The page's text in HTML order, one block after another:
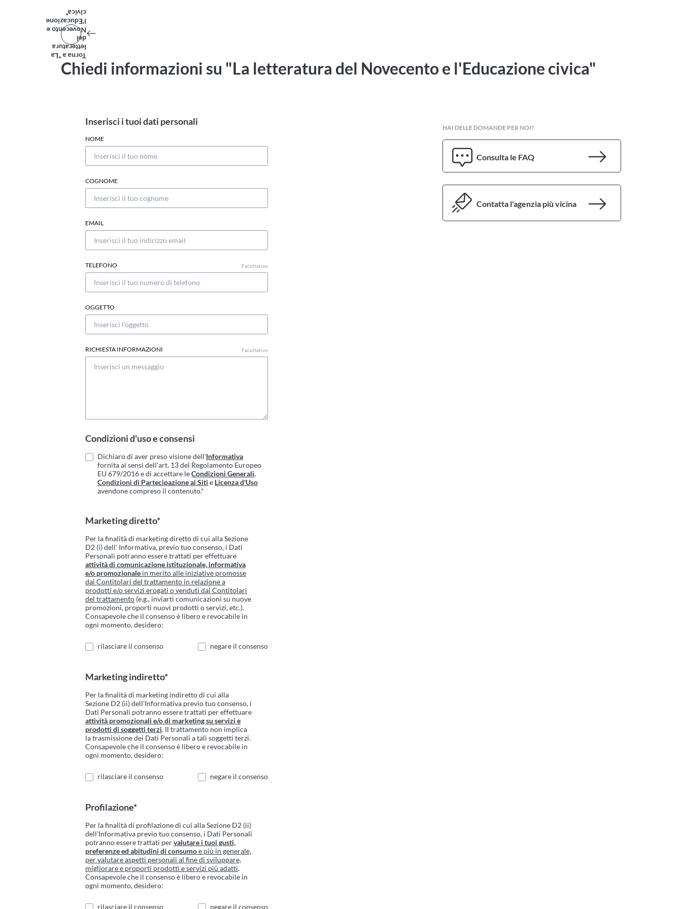
Torna a "La
letteratura
del
Novecento e
l'Educazione
civica"
Chiedi informazioni su "La letteratura del Novecento e l'Educazione civica"
Inserisci i tuoi dati personali
NOME
COGNOME
EMAIL
TELEFONO Facoltativo
OGGETTO
RICHIESTA INFORMAZIONI Facoltativo
Condizioni d'uso e consensi
Dichiaro di aver preso visione dell'Informativa
fornita ai sensi dell'art. 13 del Regolamento Europeo
EU 679/2016 e di accettare leCondizioni Generali,
Condizioni di Partecipazione ai Siti e Licenza d'Uso
avendone compreso il contenuto.*
Marketing diretto*
Per la finalità di marketing diretto di cui alla Sezione
D2 (i) dell' Informativa, previo tuo consenso, i Dati
Personali potranno essere trattati per effettuare
attività di comunicazione istituzionale, informativa
e/o promozionale in merito alle iniziative promosse
dai Contitolari del trattamento in relazione a
prodotti e/o servizi erogati o venduti dai Contitolari
del trattamento (e.g., inviarti comunicazioni su nuove
promozioni, proporti nuovi prodotti o servizi, etc.).
Consapevole che il consenso è libero e revocabile in
ogni momento, desidero:
rilasciare il consenso negare il consenso
Marketing indiretto*
Per la finalità di marketing indiretto di cui alla
Sezione D2 (ii) dell'Informativa previo tuo consenso, i
Dati Personali potranno essere trattati per effettuare
attività promozionali e/o di marketing su servizi e
prodotti di soggetti terzi. Il trattamento non implica
la trasmissione dei Dati Personali a tali soggetti terzi.
Consapevole che il consenso è libero e revocabile in
ogni momento, desidero:
rilasciare il consenso negare il consenso
Profilazione*
Per la finalità di profilazione di cui alla Sezione D2 (ii)
dell'Informativa previo tuo consenso, i Dati Personali
potranno essere trattati pervalutare i tuoi gusti,
preferenze ed abitudini di consumoe più in generale,
per valutare aspetti personali al fine di sviluppare,
migliorare e proporti prodotti e servizi più adatti.
Consapevole che il consenso è libero e revocabile in
ogni momento, desidero:
rilasciare il consenso negare il consenso
HAI DELLE DOMANDE PER NOI?
Consulta le FAQ
Contatta l'agenzia più vicina